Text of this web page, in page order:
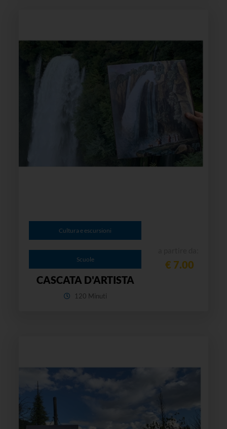
Cultura e escursioni
Scuole
CASCATA D'ARTISTA
120 Minuti
€ 7.00